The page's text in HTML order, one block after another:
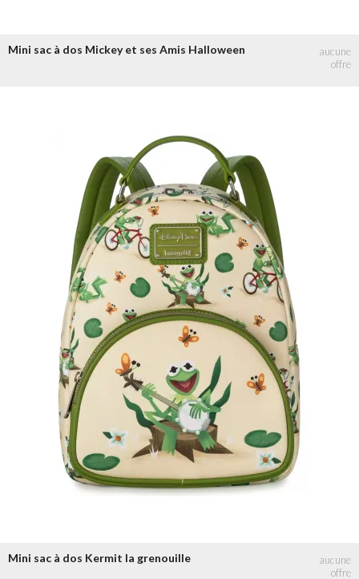
Mini sac à dos Mickey et ses Amis Halloween
Mini sac à dos Kermit la grenouille